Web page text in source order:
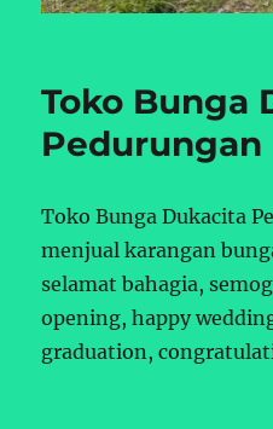
Toko Bunga
Pedurungan
Toko Bunga Dukacita
menjual karangan
selamat bahagia,
opening, happy
graduation,